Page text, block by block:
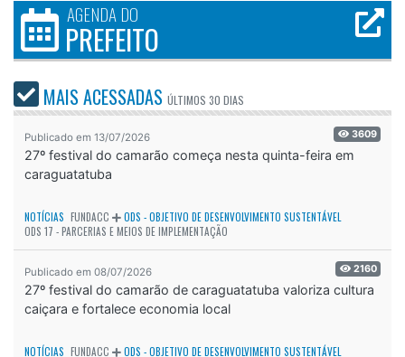
AGENDA DO
PREFEITO
MAIS ACESSADAS ÚLTIMOS 30 DIAS
Publicado em 13/07/2026 3609
27º festival do camarão começa nesta quinta-feira em
caraguatatuba
NOTÍCIAS FUNDACC
ODS - OBJETIVO DE DESENVOLVIMENTO SUSTENTÁVEL
ODS 17 - PARCERIAS E MEIOS DE IMPLEMENTAÇÃO
Publicado em 08/07/2026 2160
27º festival do camarão de caraguatatuba valoriza cultura
caiçara e fortalece economia local
NOTÍCIAS FUNDACC
ODS - OBJETIVO DE DESENVOLVIMENTO SUSTENTÁVEL